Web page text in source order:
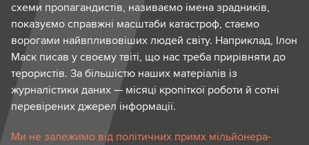
схеми пропагандистів, називаємо імена зрадників,
показуємо справжні масштаби катастроф, стаємо
ворогами найвпливовіших людей світу. Наприклад, Ілон
Маск писав у своєму твіті, що нас треба прирівняти до
терористів. За більшістю наших матеріалів із
журналістики даних — місяці кропіткої роботи й сотні
перевірених джерел інформації.
Ми не залежимо від політичних примх мільйонера-